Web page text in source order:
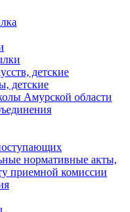
детские
детские
Амурской области
нормативные акты,
приемной комиссии